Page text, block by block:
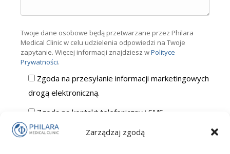
Zarządzaj zgodą
Twoje dane osobowe będą przetwarzane przez Philara
Medical Clinic w celu udzielenia odpowiedzi na Twoje
zapytanie. Więcej informacji znajdziesz wPolityce
Prywatności.
Zgoda na przesyłanie informacji marketingowych
drogą elektroniczną.
Zgoda na kontakt telefoniczny i SMS.
*Zapoznałam/łem się z Polityką Prywatności